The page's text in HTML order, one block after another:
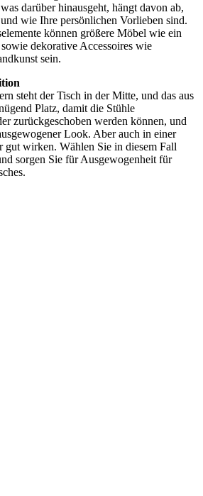
darüber hinausgeht, hängt davon ab,
wie Ihre persönlichen Vorlieben sind.
können größere Möbel wie ein
dekorative Accessoires wie
sein.
steht der Tisch in der Mitte, und das aus
Platz, damit die Stühle
zurückgeschoben werden können, und
Look. Aber auch in einer
gut wirken. Wählen Sie in diesem Fall
sorgen Sie für Ausgewogenheit für